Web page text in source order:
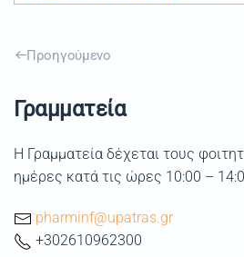
Προηγούμενο
Γραμματεία
Η Γραμματεία δέχεται τους
ημέρες κατά τις ώρες 10:00 –
pharminf@upatras.gr
+302610962300